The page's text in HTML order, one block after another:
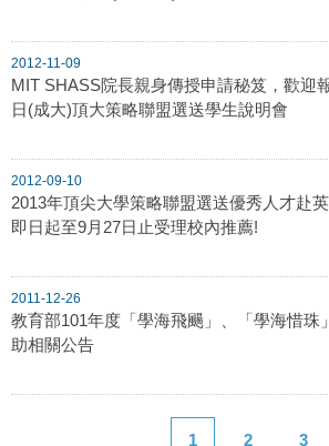
2012-11-09
MIT SHASS院長親身傳授申請秘笈，歡迎
日(成大)頂大策略聯盟選送學生說明會
2012-09-10
2013年頂尖大學策略聯盟選送優秀人才赴
即日起至9月27日止受理校內推薦!
2011-12-26
教育部101年度「學海飛颺」、「學海惜珠
助相關公告
1 2 3